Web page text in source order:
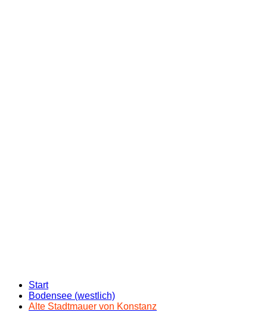
Start
Bodensee (westlich)
Alte Stadtmauer von Konstanz